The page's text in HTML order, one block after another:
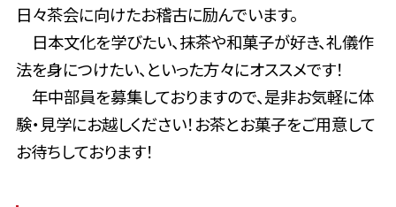
日々茶会に向けたお稽古に励んでいます。
日本文化を学びたい、抹茶や和菓子が好き、礼儀作
法を身につけたい、といった方々にオススメです！
年中部員を募集しておりますので、是非お気軽に体
験・見学にお越しください！お茶とお菓子をご用意して
お待ちしております！